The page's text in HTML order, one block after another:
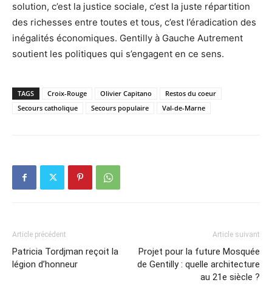
solution, c’est la justice sociale, c’est la juste répartition
des richesses entre toutes et tous, c’est l’éradication des
inégalités économiques. Gentilly à Gauche Autrement
soutient les politiques qui s’engagent en ce sens.
TAGS Croix-Rouge Olivier Capitano
Restos du coeur
Secours catholique
Secours populaire Val-de-Marne
Article précédent
Patricia Tordjman reçoit la
légion d’honneur
Article suivant
Projet pour la future Mosquée
de Gentilly : quelle architecture
au 21e siècle ?